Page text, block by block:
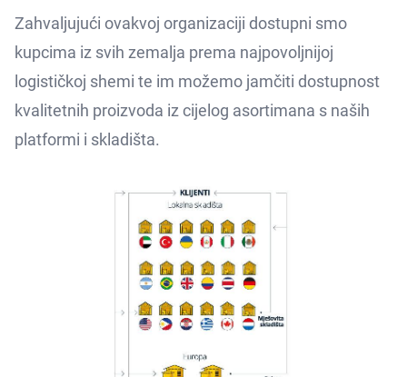
Zahvaljujući ovakvoj organizaciji dostupni smo
kupcima iz svih zemalja prema najpovoljnijoj
logističkoj shemi te im možemo jamčiti dostupnost
kvalitetnih proizvoda iz cijelog asortimana s naših
platformi i skladišta.